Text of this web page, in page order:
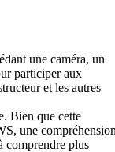
une caméra, un
participer aux
et les autres
Bien que cette
une
comprendre plus